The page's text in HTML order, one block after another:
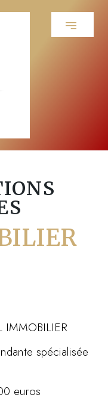
IMMOBILIER
spécialisée
euros